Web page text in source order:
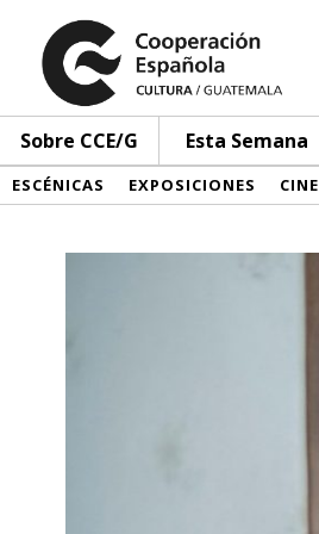
Sobre CCE/G Esta Semana
ESCÉNICAS EXPOSICIONES CINE